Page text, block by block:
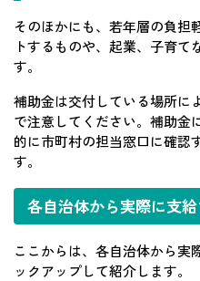
そのほかにも、若年層の負担
トするものや、起業、子育て
す。
補助金は交付している場所に
で注意してください。補助金
的に市町村の担当窓口に確認
す。
各自治体から実際に支
ここからは、各自治体から実
ックアップして紹介します。